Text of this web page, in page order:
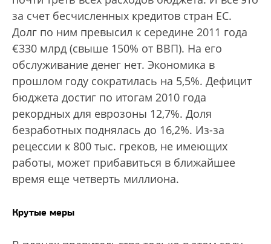
за счет бесчисленных кредитов стран ЕС.
Долг по ним превысил к середине 2011 года
€330 млрд (свыше 150% от ВВП). На его
обслуживание денег нет. Экономика в
прошлом году сократилась на 5,5%. Дефицит
бюджета достиг по итогам 2010 года
рекордных для еврозоны 12,7%. Доля
безработных поднялась до 16,2%. Из-за
рецессии к 800 тыс. греков, не имеющих
работы, может прибавиться в ближайшее
время еще четверть миллиона.
Крутые меры